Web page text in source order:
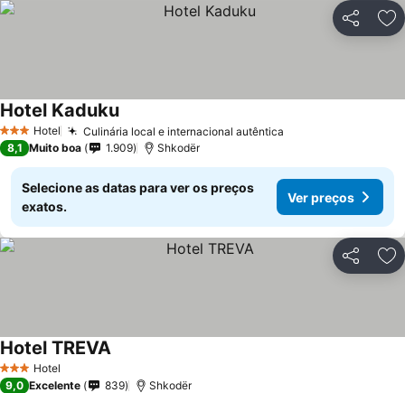
Partilhar
3 EstrelasHotel Culinária local e internacional autêntica
Hotel KadukuVer preços
8,1 Muito boa 1.909 Shkodër
Selecione as datas para ver os preços
exatos.
Ver preços
Partilhar
3 EstrelasHotel
Hotel TREVAVer preços
9,0 Excelente 839 Shkodër